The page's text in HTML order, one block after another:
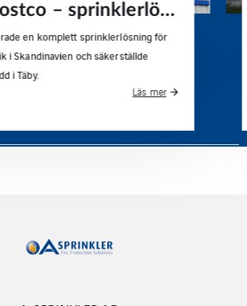
Projekt Cederhusen – flerbostadshus i massivträ
Cederhusen i Hagastaden med
SS‑EN 12845/SBF 120:8 – cirka
träprojekt.
Läs mer